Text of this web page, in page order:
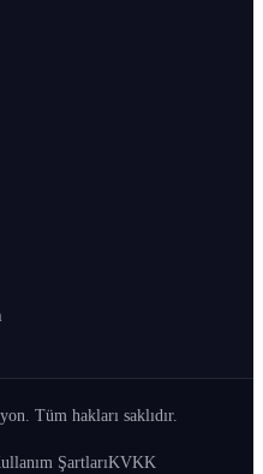
Tüm hakları saklıdır.
ŞartlarıKVKK